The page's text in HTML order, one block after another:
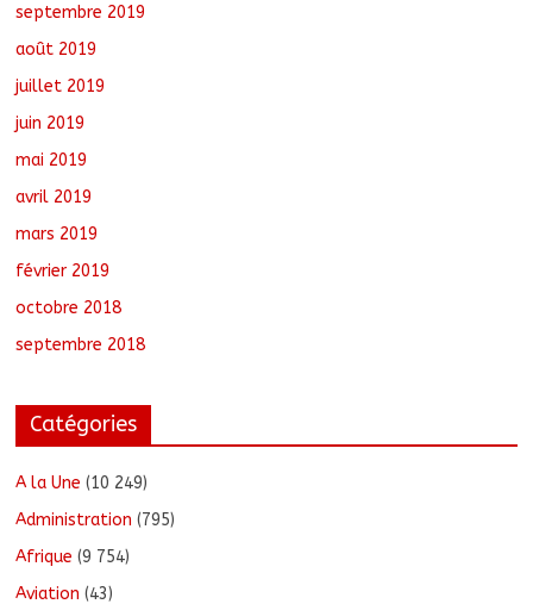
septembre 2019
août 2019
juillet 2019
juin 2019
mai 2019
avril 2019
mars 2019
février 2019
octobre 2018
septembre 2018
Catégories
A la Une (10 249)
Administration (795)
Afrique (9 754)
Aviation (43)